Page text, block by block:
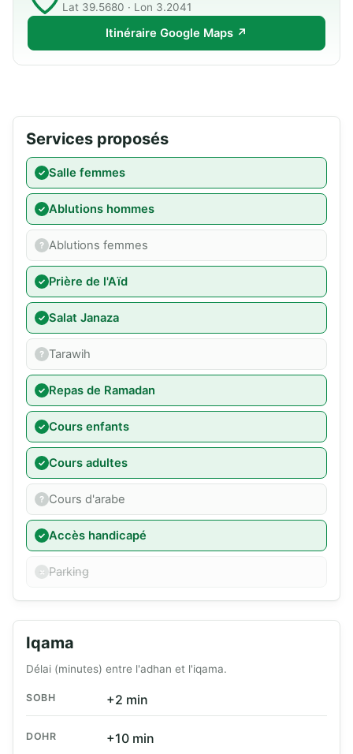
Lat 39.5680 · Lon 3.2041
Itinéraire Google Maps ↗
Services proposés
Salle femmes
Ablutions hommes
Ablutions femmes
Prière de l'Aïd
Salat Janaza
Tarawih
Repas de Ramadan
Cours enfants
Cours adultes
Cours d'arabe
Accès handicapé
Parking
Iqama
Délai (minutes) entre l'adhan et l'iqama.
SOBH +2 min
DOHR +10 min